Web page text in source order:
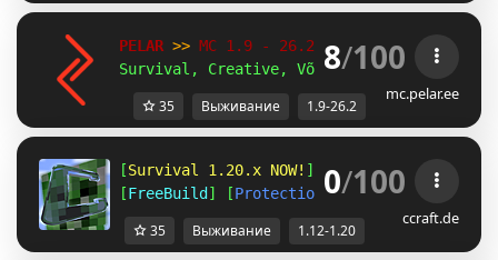
PELAR >> MC 1.9 - 26.2
Survival, Creative, Võistlused!
8/100
mc.pelar.ee
35 Выживание 1.9-26.2
[Survival 1.20.x NOW! ] [Amplified 1.12
[FreeBuild ] [Protections] [ CreativePlots
0/100
ccraft.de
35 Выживание 1.12-1.20